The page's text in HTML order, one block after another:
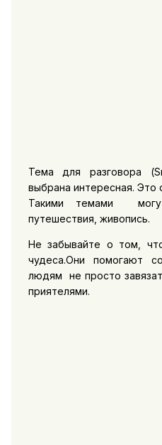
Тема для разговора
выбрана интересная. Это
Такими темами
путешествия, живопись.
Не забывайте о том,
чудеса.Они помогают
людям не просто
приятелями.